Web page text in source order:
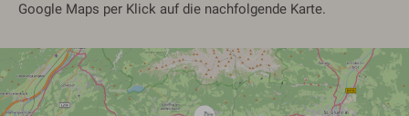
Google Maps per Klick auf die nachfolgende Karte.